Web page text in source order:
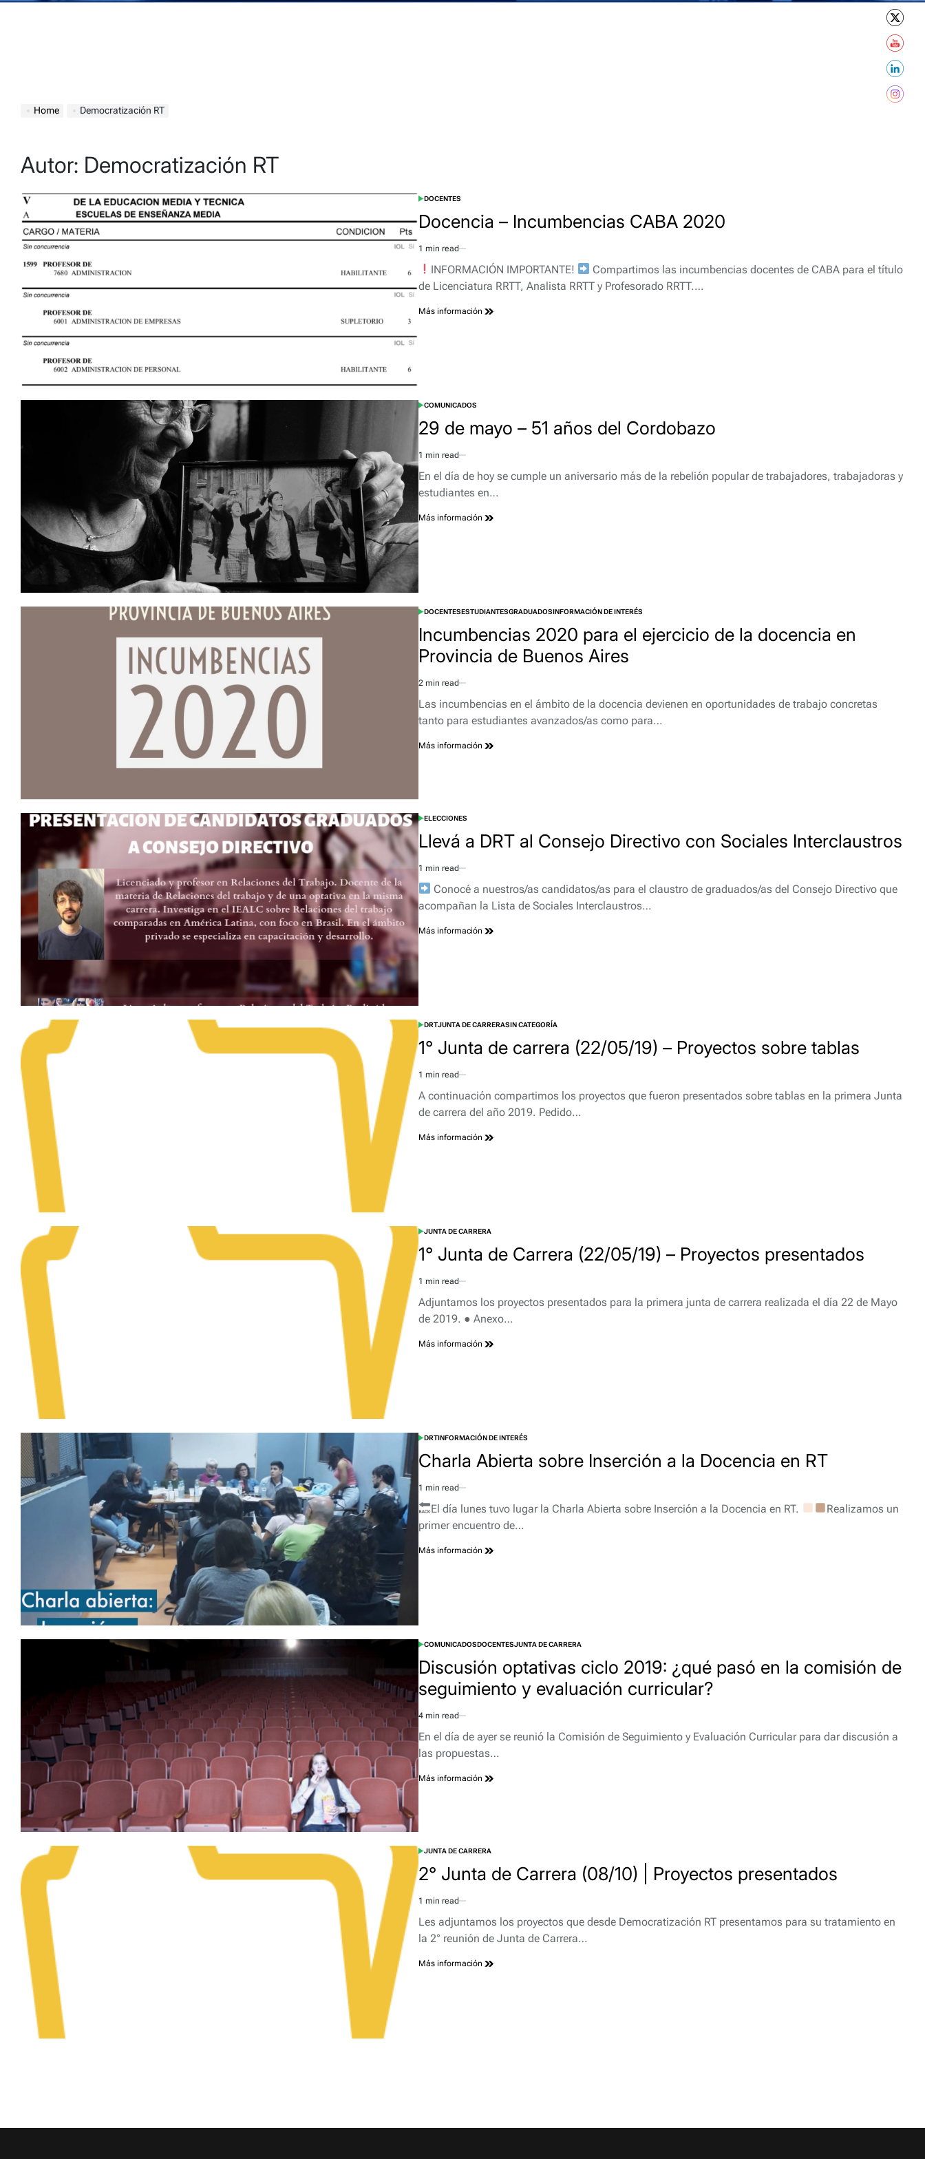
Home Democratización RT
Autor: Democratización RT
POSTED
DOCENTES
Docencia – Incumbencias CABA 2020
Estimated
read
1 min read
INFORMACIÓN IMPORTANTE!
Compartimos las incumbencias docentes de CABA para el título
de Licenciatura RRTT, Analista RRTT y Profesorado RRTT.…
Más información
POSTED
IN
COMUNICADOS
29 de mayo – 51 años del Cordobazo
Estimated
read
1 min read
En el día de hoy se cumple un aniversario más de la rebelión popular de trabajadores, trabajadoras y
estudiantes en…
Más información
POSTED
DOCENTESESTUDIANTESGRADUADOSINFORMACIÓN DE INTERÉS
Incumbencias 2020 para el ejercicio de la docencia en
Provincia de Buenos Aires
Estimated
read
2 min read
Las incumbencias en el ámbito de la docencia devienen en oportunidades de trabajo concretas
tanto para estudiantes avanzados/as como para…
Más información
POSTED
ELECCIONES
Llevá a DRT al Consejo Directivo con Sociales Interclaustros
Estimated
read
time
1 min read
Conocé a nuestros/as candidatos/as para el claustro de graduados/as del Consejo Directivo que
acompañan la Lista de Sociales Interclaustros…
Más información
POSTED
IN
DRTJUNTA DE CARRERASIN CATEGORÍA
1° Junta de carrera (22/05/19) – Proyectos sobre tablas
Estimated
read
1 min read
A continuación compartimos los proyectos que fueron presentados sobre tablas en la primera Junta
de carrera del año 2019. Pedido…
Más información
POSTED
IN
JUNTA DE CARRERA
1° Junta de Carrera (22/05/19) – Proyectos presentados
Estimated
read
time
1 min read
Adjuntamos los proyectos presentados para la primera junta de carrera realizada el día 22 de Mayo
de 2019. ● Anexo…
Más información
POSTED
DRTINFORMACIÓN DE INTERÉS
Charla Abierta sobre Inserción a la Docencia en RT
Estimated
read
1 min read
El día lunes tuvo lugar la Charla Abierta sobre Inserción a la Docencia en RT.
‍Realizamos un
primer encuentro de…
Más información
POSTED
COMUNICADOSDOCENTESJUNTA DE CARRERA
Discusión optativas ciclo 2019: ¿qué pasó en la comisión de
seguimiento y evaluación curricular?
Estimated
read
time
4 min read
En el día de ayer se reunió la Comisión de Seguimiento y Evaluación Curricular para dar discusión a
las propuestas…
Más información
POSTED
IN
JUNTA DE CARRERA
2° Junta de Carrera (08/10) | Proyectos presentados
Estimated
read
1 min read
Les adjuntamos los proyectos que desde Democratización RT presentamos para su tratamiento en
la 2° reunión de Junta de Carrera…
Más información